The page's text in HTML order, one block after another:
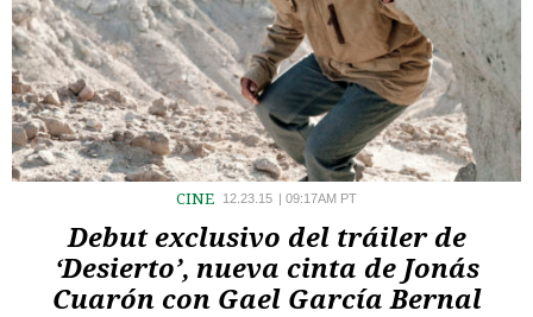
CINE 12.23.15 | 09:17AM PT
Debut exclusivo del tráiler de
‘Desierto’, nueva cinta de Jonás
Cuarón con Gael García Bernal